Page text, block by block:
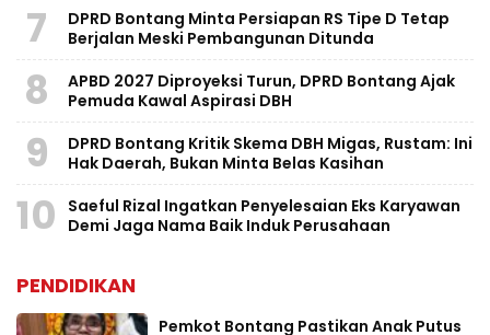
7
DPRD Bontang Minta Persiapan RS Tipe D Tetap
Berjalan Meski Pembangunan Ditunda
8
APBD 2027 Diproyeksi Turun, DPRD Bontang Ajak
Pemuda Kawal Aspirasi DBH
9
DPRD Bontang Kritik Skema DBH Migas, Rustam: Ini
Hak Daerah, Bukan Minta Belas Kasihan
10
Saeful Rizal Ingatkan Penyelesaian Eks Karyawan
Demi Jaga Nama Baik Induk Perusahaan
PENDIDIKAN
Pemkot Bontang Pastikan Anak Putus